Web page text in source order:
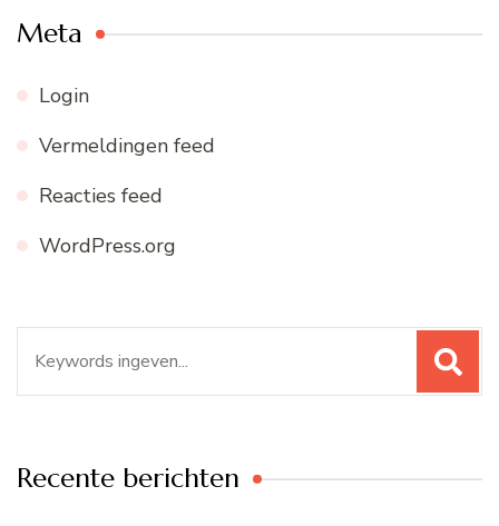
Meta
Login
Vermeldingen feed
Reacties feed
WordPress.org
naar:
Recente berichten